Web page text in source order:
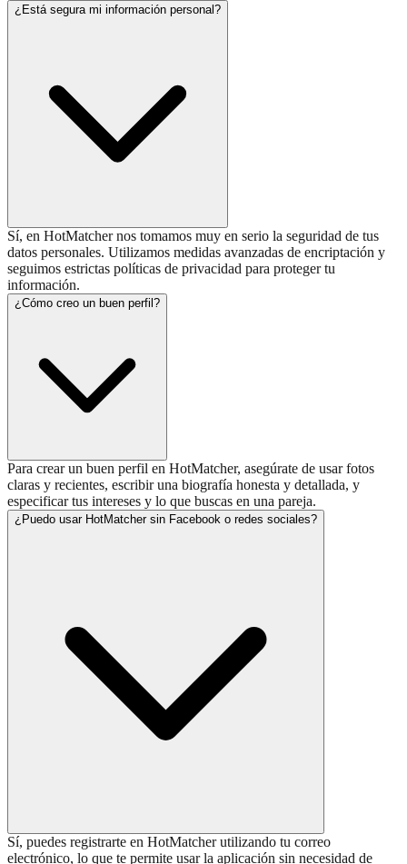
¿Está segura mi información personal?
Sí, en HotMatcher nos tomamos muy en serio la seguridad de tus
datos personales. Utilizamos medidas avanzadas de encriptación y
seguimos estrictas políticas de privacidad para proteger tu
información.
¿Cómo creo un buen perfil?
Para crear un buen perfil en HotMatcher, asegúrate de usar fotos
claras y recientes, escribir una biografía honesta y detallada, y
especificar tus intereses y lo que buscas en una pareja.
¿Puedo usar HotMatcher sin Facebook o redes sociales?
Sí, puedes registrarte en HotMatcher utilizando tu correo
electrónico, lo que te permite usar la aplicación sin necesidad de